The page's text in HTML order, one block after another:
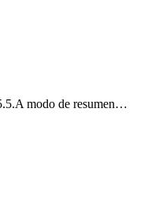
modo de resumen…